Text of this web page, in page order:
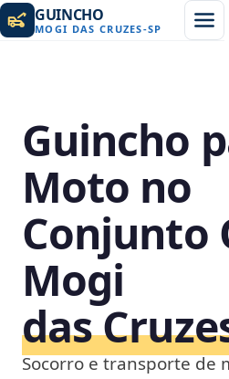
GUINCHO
MOGI DAS CRUZES-SP
Guincho
Moto no
Conjunto
Mogi
das
Socorro e transporte de